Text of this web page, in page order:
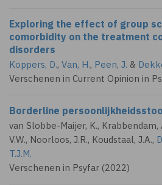
Exploring the effect of group
comorbidity on the treatment
disorders
Koppers, D., Van, H., Peen, J. &
Verschenen in Current Opinion in
Borderline
van Slobbe-Maijer, K., Krabbendam,
V.W., Noorloos, J.R., Koudstaal, J.A.,
T.J.M.
Verschenen in Psyfar (2022)